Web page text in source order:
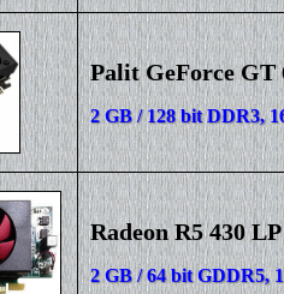
Palit GeForce GT
2 GB / 128 bit DDR3,
Radeon R5 430 LP
2 GB / 64 bit GDDR5,